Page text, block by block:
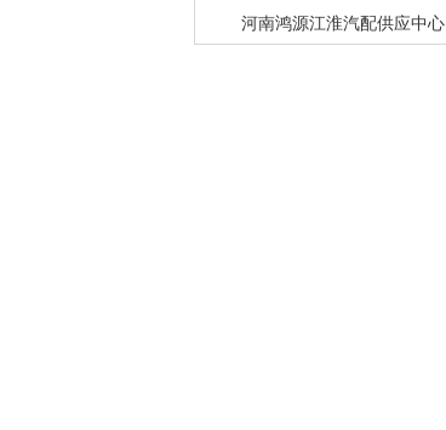
河南鸿源江淮汽配供应中心